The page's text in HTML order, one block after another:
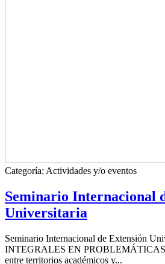
Categoría: Actividades y/o eventos
Seminario Internacional
Universitaria
Seminario Internacional de Extensión
INTEGRALES EN
entre territorios académicos y...